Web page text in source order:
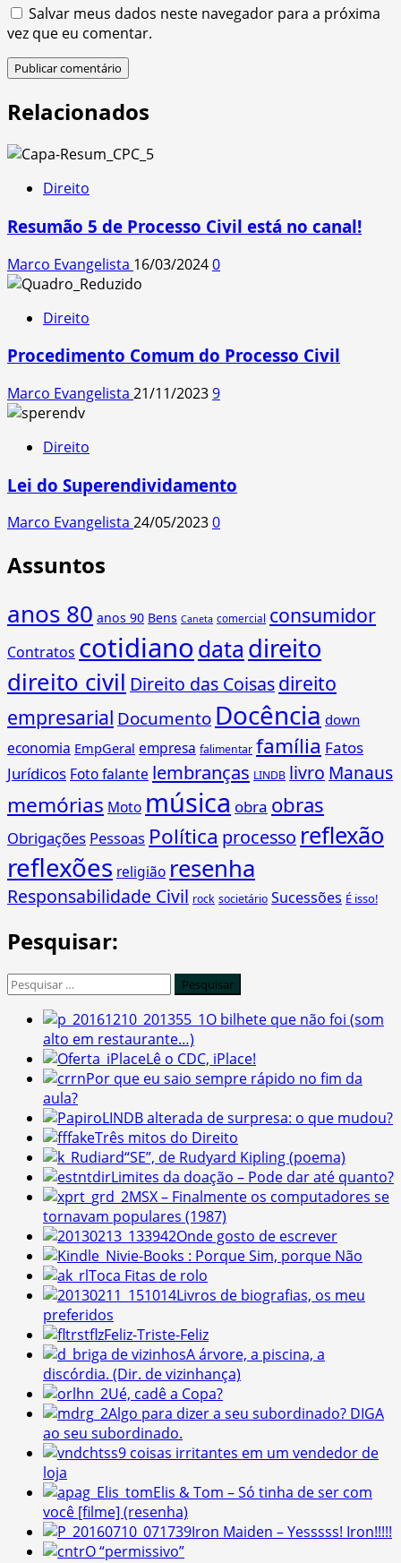
Salvar meus dados neste navegador para a próxima
vez que eu comentar.
Relacionados
Direito
Resumão 5 de Processo Civil está no canal!
Marco Evangelista 16/03/20240
Direito
Procedimento Comum do Processo Civil
Marco Evangelista 21/11/20239
Direito
Lei do Superendividamento
Marco Evangelista 24/05/20230
Assuntos
anos 80 anos 90 Bens Caneta comercial consumidor
Contratos cotidianodata direito
direito civil Direito das Coisasdireito
empresarial Documento Docência down
economia EmpGeral empresa falimentar família Fatos
Jurídicos Foto falante lembranças LINDB livro Manaus
memórias Moto música obra obras
Obrigações Pessoas Política processo reflexão
reflexões religião resenha
Responsabilidade Civil rock societário Sucessões É isso!
Pesquisar:
Pesquisar
O bilhete que não foi (som
alto em restaurante…)
Lê o CDC, iPlace!
Por que eu saio sempre rápido no fim da
aula?
LINDB alterada de surpresa: o que mudou?
Três mitos do Direito
“SE”, de Rudyard Kipling (poema)
Limites da doação – Pode dar até quanto?
MSX – Finalmente os computadores se
tornavam populares (1987)
Onde gosto de escrever
e-Books : Porque Sim, porque Não
Toca Fitas de rolo
Livros de biografias, os meu
preferidos
Feliz-Triste-Feliz
A árvore, a piscina, a
discórdia. (Dir. de vizinhança)
Ué, cadê a Copa?
Algo para dizer a seu subordinado? DIGA
ao seu subordinado.
9 coisas irritantes em um vendedor de
loja
Elis & Tom – Só tinha de ser com
você [filme] (resenha)
Iron Maiden – Yesssss! Iron!!!!!
O “permissivo”